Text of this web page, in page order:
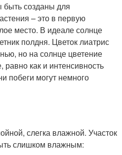
созданы для
– это в первую
место. В идеале солнце
полдня. Цветок лиатрис
но на солнце цветение
как и интенсивность
побеги могут немного
слегка влажной. Участок
слишком влажным: